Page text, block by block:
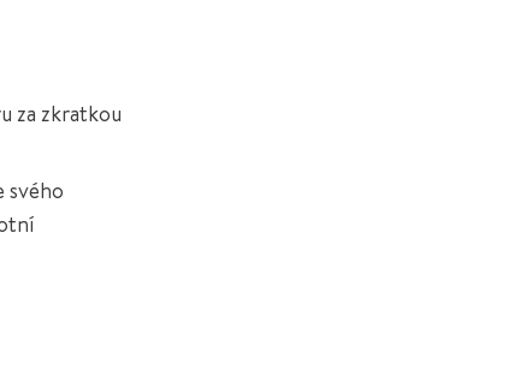
za zkratkou
svého